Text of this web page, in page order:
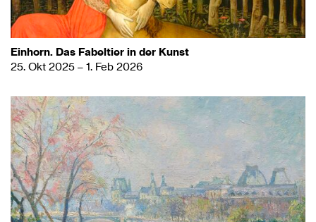
Einhorn. Das Fabeltier in der Kunst
25. Okt 2025 – 1. Feb 2026